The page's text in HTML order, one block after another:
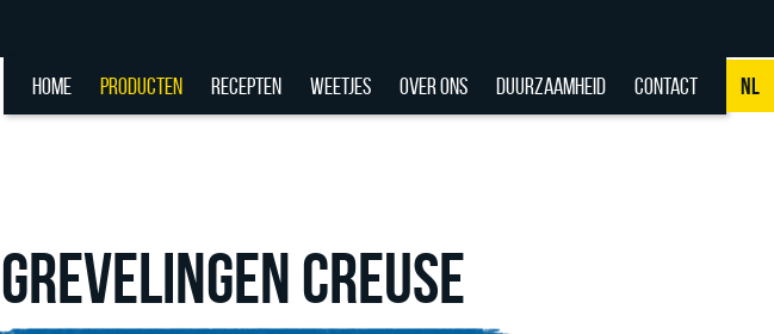
HOME PRODUCTEN RECEPTEN WEETJES OVER ONS DUURZAAMHEID CONTACT NL
GREVELINGEN CREUSE